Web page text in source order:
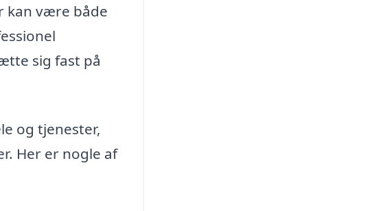
kan være både
sig fast på
og tjenester,
Her er nogle af